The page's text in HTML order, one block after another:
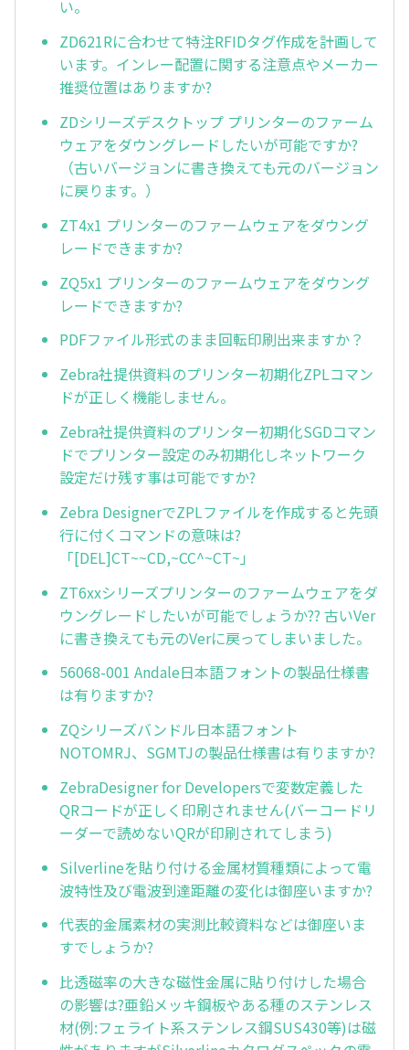
い。
ZD621Rに合わせて特注RFIDタグ作成を計画して
います。インレー配置に関する注意点やメーカー
推奨位置はありますか?
ZDシリーズデスクトップ プリンターのファーム
ウェアをダウングレードしたいが可能ですか?
（古いバージョンに書き換えても元のバージョン
に戻ります。）
ZT4x1 プリンターのファームウェアをダウング
レードできますか?
ZQ5x1 プリンターのファームウェアをダウング
レードできますか?
PDFファイル形式のまま回転印刷出来ますか？
Zebra社提供資料のプリンター初期化ZPLコマン
ドが正しく機能しません。
Zebra社提供資料のプリンター初期化SGDコマン
ドでプリンター設定のみ初期化しネットワーク
設定だけ残す事は可能ですか?
Zebra DesignerでZPLファイルを作成すると先頭
行に付くコマンドの意味は?
「[DEL]CT~~CD,~CC^~CT~」
ZT6xxシリーズプリンターのファームウェアをダ
ウングレードしたいが可能でしょうか?? 古いVer
に書き換えても元のVerに戻ってしまいました。
56068-001 Andale日本語フォントの製品仕様書
は有りますか?
ZQシリーズバンドル日本語フォント
NOTOMRJ、SGMTJの製品仕様書は有りますか?
ZebraDesigner for Developersで変数定義した
QRコードが正しく印刷されません(バーコードリ
ーダーで読めないQRが印刷されてしまう)
Silverlineを貼り付ける金属材質種類によって電
波特性及び電波到達距離の変化は御座いますか?
代表的金属素材の実測比較資料などは御座いま
すでしょうか?
比透磁率の大きな磁性金属に貼り付けした場合
の影響は?亜鉛メッキ鋼板やある種のステンレス
材(例:フェライト系ステンレス鋼SUS430等)は磁